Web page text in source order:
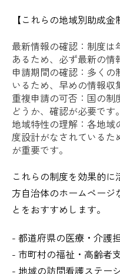
【これらの地域別助成
最新情報の確認：制度
あるため、必ず最新の情
申請期間の確認：多く
いるため、早めの情報収
重複申請の可否：国の
どうか、確認が必要です。
地域特性の理解：各地
度設計がなされているた
が重要です。
これらの制度を効果的
方自治体のホームページ
とをおすすめします。
- 都道府県の医療・介護
- 市町村の福祉・高齢者
- 地域の訪問看護ステー